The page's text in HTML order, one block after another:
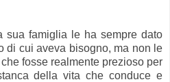
sua famiglia le ha sempre dato
di cui aveva bisogno, ma non le
fosse realmente prezioso per
della vita che conduce e